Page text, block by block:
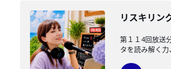
リスキリン
第１１4回放送
タを読み解く